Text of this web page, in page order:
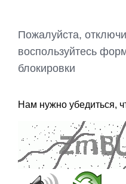
Пожалуйста,
воспользуйтесь
блокировки
Нам нужно убедиться,